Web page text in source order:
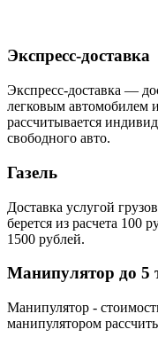
Экспресс-доставка
Экспресс-доставка —
легковым автомобилем
рассчитывается
свободного авто.
Газель
Доставка услугой
берется из расчета 100
1500 рублей.
Манипулятор до 5
Манипулятор -
манипулятором